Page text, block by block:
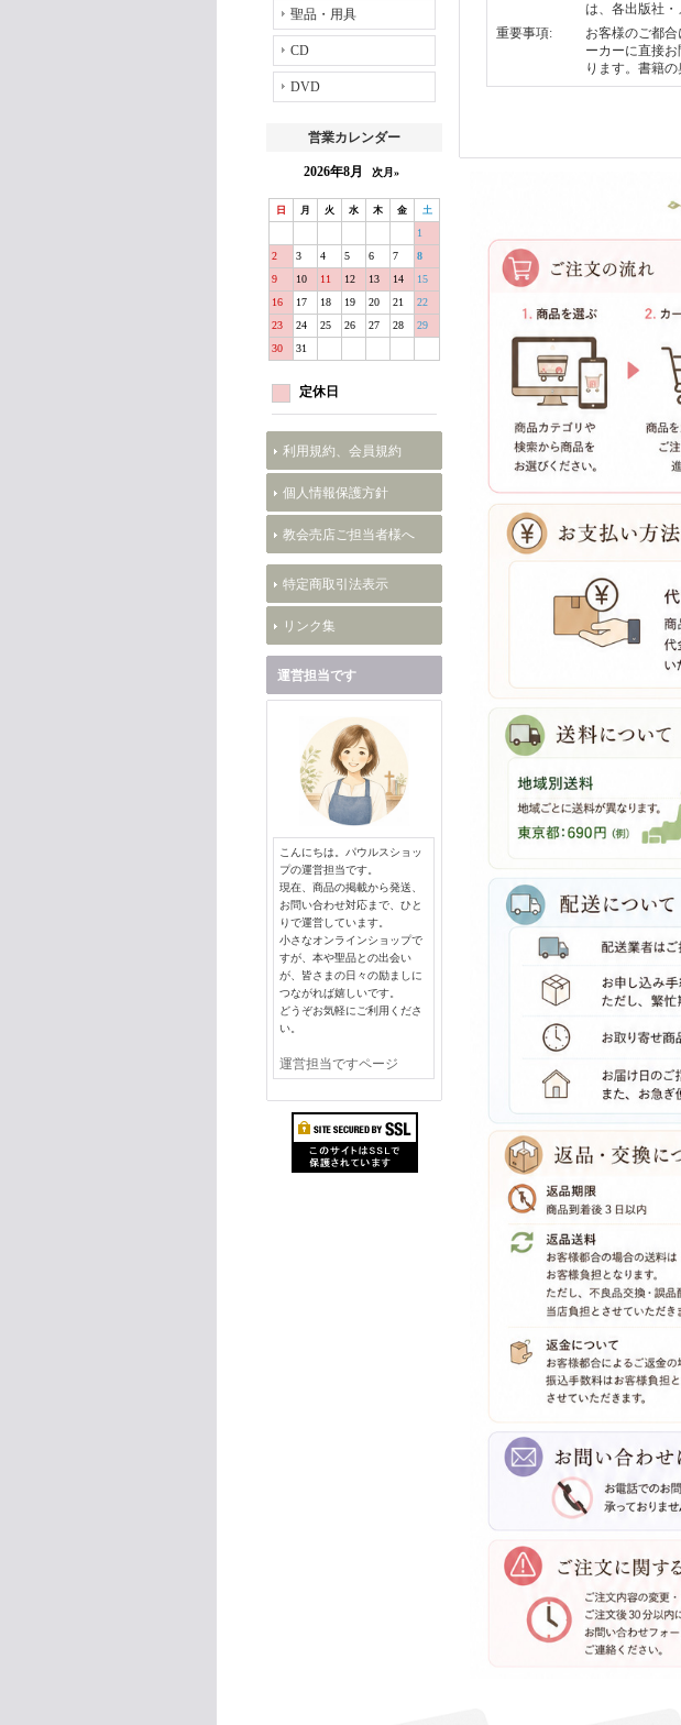
聖品・用具
CD
DVD
営業カレンダー
2026年8月 次月»
日 月 火 水 木 金 土
1
2
3 4 5 6 7
8
9
10 11 12 13 14
15
16
17 18 19 20 21
22
23
24 25 26 27 28
29
30
31
定休日
利用規約、会員規約
個人情報保護方針
教会売店ご担当者様へ
特定商取引法表示
リンク集
運営担当です
こんにちは。パウルスショッ
プの運営担当です。
現在、商品の掲載から発送、
お問い合わせ対応まで、ひと
りで運営しています。
小さなオンラインショップで
すが、本や聖品との出会い
が、皆さまの日々の励ましに
つながれば嬉しいです。
どうぞお気軽にご利用くださ
い。
運営担当ですページ
は、各出版社・
重要事項:
お客様のご都
ーカーに直接
ります。書籍